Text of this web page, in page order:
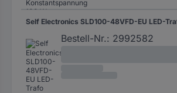
Bestell-Nr.: 2992582